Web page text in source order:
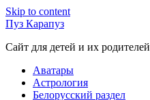
Skip to content
Пуз Карапуз
Сайт для детей и их родителей
Аватары
Астрология
Белорусский раздел